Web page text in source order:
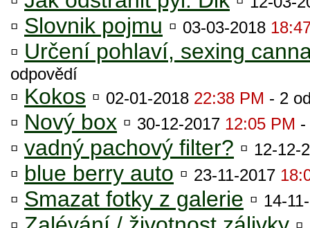
▫ Slovnik pojmu ▫ 03-03-2018
▫ Určení pohlaví, sexing
odpovědí
▫ Kokos ▫ 02-01-2018 22:38 PM - 2
▫ Nový box ▫ 30-12-2017 12:05 PM -
▫ vadný pachový filter? ▫ 12-12-
▫ blue berry auto ▫ 23-11-2017
▫ Smazat fotky z galerie ▫ 14-